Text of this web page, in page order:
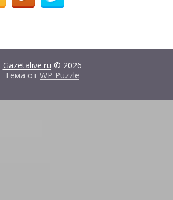
Gazetalive.ru © 2026
Тема от WP Puzzle